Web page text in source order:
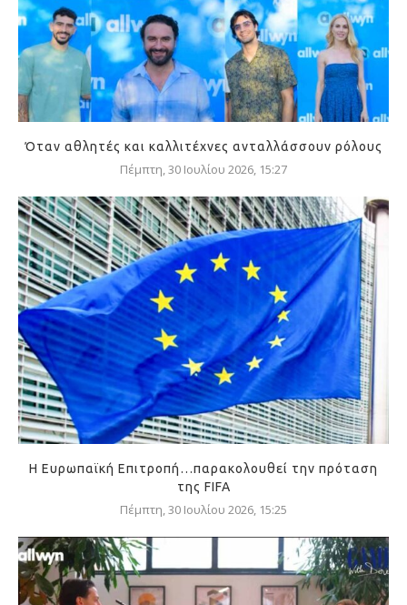
Όταν αθλητές και καλλιτέχνες ανταλλάσσουν ρόλους
Πέμπτη, 30 Ιουλίου 2026, 15:27
Η Ευρωπαϊκή Επιτροπή…παρακολουθεί την πρόταση
της FIFA
Πέμπτη, 30 Ιουλίου 2026, 15:25